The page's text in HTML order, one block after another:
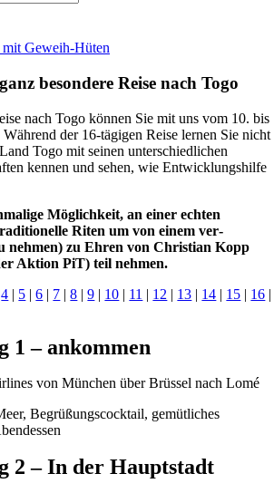
besondere Reise nach Togo
nach Togo können Sie mit uns vom 10. bis
der 16-tägigen Reise lernen Sie nicht
Togo mit seinen unterschiedlichen
kennen und sehen, wie Entwicklungshilfe
Möglichkeit, an einer echten
Riten um von einem ver­
nehmen) zu Ehren von Christian Kopp
Aktion PiT) teil nehmen.
4 | 5 |6 | 7 |8 |9 | 10 | 11 | 12 | 13 | 14 | 15 | 16 |
1 – ankommen
von München über Brüssel nach Lomé
Begrüßungscocktail, gemütliches
2 – In der Hauptstadt